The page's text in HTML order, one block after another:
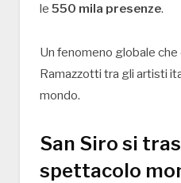
le 550 mila presenze.
Un fenomeno globale
Ramazzotti tra gli artisti
mondo.
San Siro si
spettacolo